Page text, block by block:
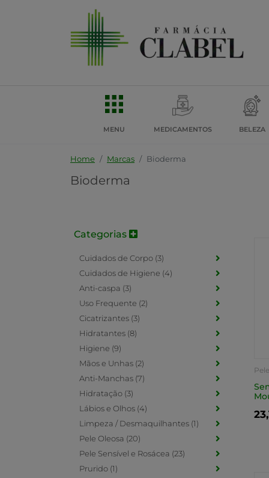
MENU MEDICAMENTOS BELEZA
Home Marcas Bioderma
Bioderma
Categorias
Cuidados de Corpo (3)
Cuidados de Higiene (4)
Anti-caspa (3)
Uso Frequente (2)
Cicatrizantes (3)
Hidratantes (8)
Higiene (9)
Mãos e Unhas (2)
Anti-Manchas (7)
Hidratação (3)
Lábios e Olhos (4)
Limpeza / Desmaquilhantes (1)
Pele Oleosa (20)
Pele Sensível e Rosácea (23)
Prurido (1)